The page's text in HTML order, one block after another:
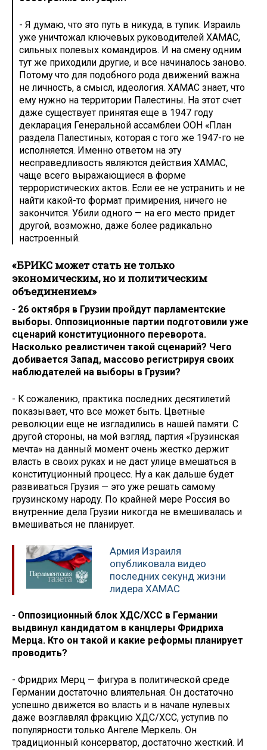
- Я думаю, что это путь в никуда, в тупик. Израиль
уже уничтожал ключевых руководителей ХАМАС,
сильных полевых командиров. И на смену одним
тут же приходили другие, и все начиналось заново.
Потому что для подобного рода движений важна
не личность, а смысл, идеология. ХАМАС знает, что
ему нужно на территории Палестины. На этот счет
даже существует принятая еще в 1947 году
декларация Генеральной ассамблеи ООН «План
раздела Палестины», которая с того же 1947-го не
исполняется. Именно ответом на эту
несправедливость являются действия ХАМАС,
чаще всего выражающиеся в форме
террористических актов. Если ее не устранить и не
найти какой-то формат примирения, ничего не
закончится. Убили одного — на его место придет
другой, возможно, даже более радикально
настроенный.
«БРИКС может стать не только
экономическим, но и политическим
объединением»
- 26 октября в Грузии пройдут парламентские
выборы. Оппозиционные партии подготовили уже
сценарий конституционного переворота.
Насколько реалистичен такой сценарий? Чего
добивается Запад, массово регистрируя своих
наблюдателей на выборы в Грузии?
- К сожалению, практика последних десятилетий
показывает, что все может быть. Цветные
революции еще не изгладились в нашей памяти. С
другой стороны, на мой взгляд, партия «Грузинская
мечта» на данный момент очень жестко держит
власть в своих руках и не даст улице вмешаться в
конституционный процесс. Ну а как дальше будет
развиваться Грузия — это уже решать самому
грузинскому народу. По крайней мере Россия во
внутренние дела Грузии никогда не вмешивалась и
вмешиваться не планирует.
Армия Израиля
опубликовала видео
последних секунд жизни
лидера ХАМАС
- Оппозиционный блок ХДС/ХСС в Германии
выдвинул кандидатом в канцлеры Фридриха
Мерца. Кто он такой и какие реформы планирует
проводить?
- Фридрих Мерц — фигура в политической среде
Германии достаточно влиятельная. Он достаточно
успешно движется во власть и в начале нулевых
даже возглавлял фракцию ХДС/ХСС, уступив по
популярности только Ангеле Меркель. Он
традиционный консерватор, достаточно жесткий. И